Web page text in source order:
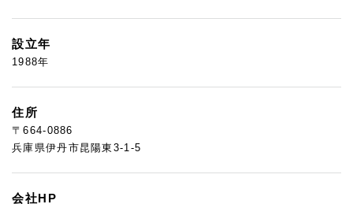
設立年
1988年
住所
〒664-0886
兵庫県伊丹市昆陽東3-1-5
会社HP